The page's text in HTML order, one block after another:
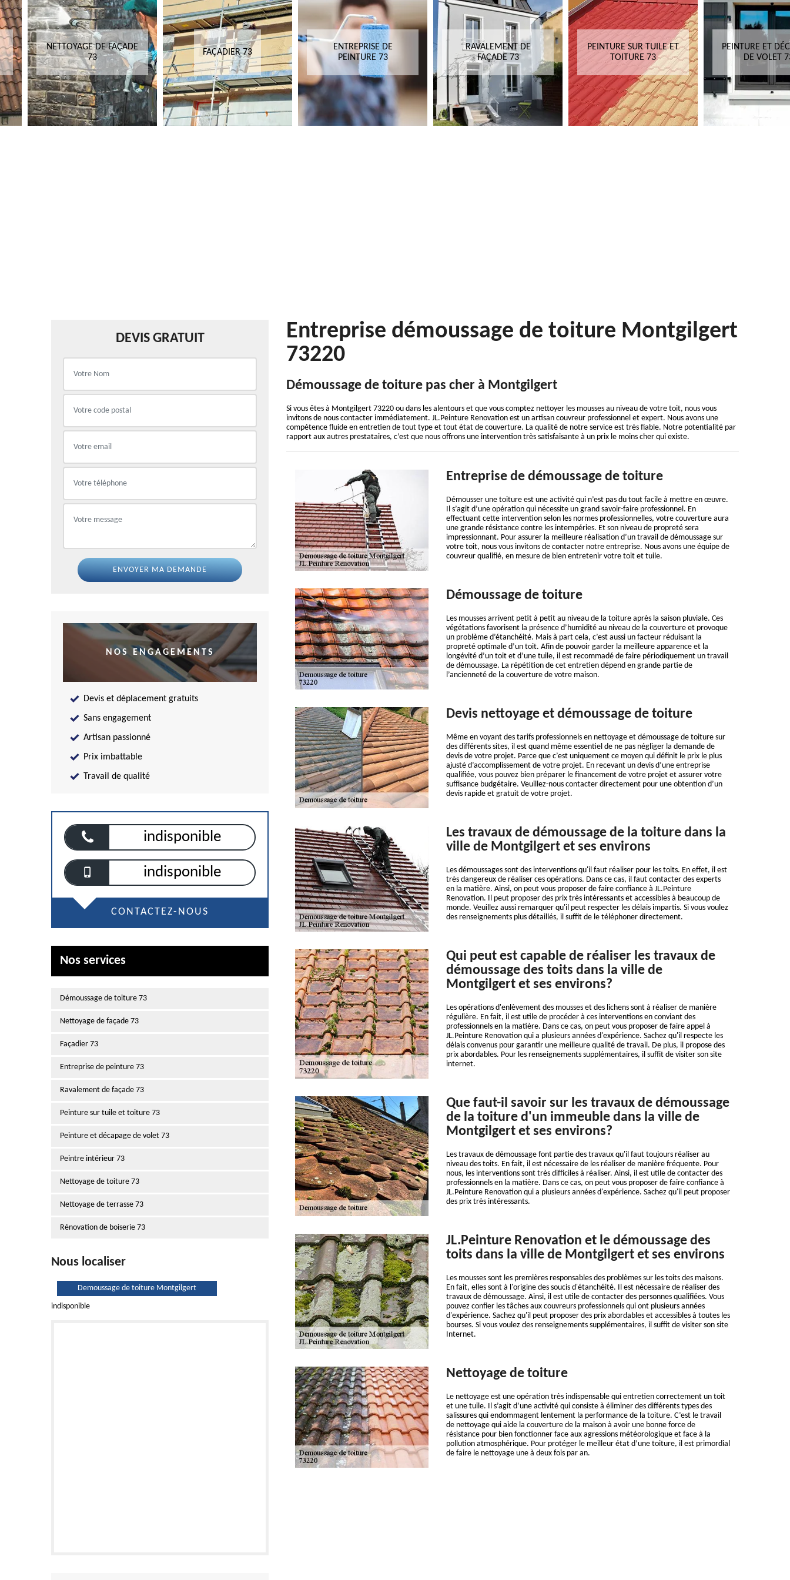
NETTOYAGE DE FAÇADE
73
FAÇADIER 73
ENTREPRISE DE
PEINTURE 73
RAVALEMENT DE
FAÇADE 73
PEINTURE SUR TUILE ET
TOITURE 73
PEINTURE ET
DE VOLET
DEVIS GRATUIT
NOS ENGAGEMENTS
Devis et déplacement gratuits
Sans engagement
Artisan passionné
Prix imbattable
Travail de qualité
indisponible
indisponible
CONTACTEZ-NOUS
Nos services
Démoussage de toiture 73
Nettoyage de façade 73
Façadier 73
Entreprise de peinture 73
Ravalement de façade 73
Peinture sur tuile et toiture 73
Peinture et décapage de volet 73
Peintre intérieur 73
Nettoyage de toiture 73
Nettoyage de terrasse 73
Rénovation de boiserie 73
Nous localiser
Demoussage de toiture Montgilgert
indisponible
Entreprise démoussage de toiture Montgilgert
73220
Démoussage de toiture pas cher à Montgilgert
Si vous êtes à Montgilgert 73220 ou dans les alentours et que vous comptez nettoyer les mousses au niveau de votre toit, nous vous
invitons de nous contacter immédiatement. JL.Peinture Renovation est un artisan couvreur professionnel et expert. Nous avons une
compétence fluide en entretien de tout type et tout état de couverture. La qualité de notre service est très fiable. Notre potentialité par
rapport aux autres prestataires, c’est que nous offrons une intervention très satisfaisante à un prix le moins cher qui existe.
Entreprise de démoussage de toiture
Démousser une toiture est une activité qui n’est pas du tout facile à mettre en œuvre.
Il s’agit d’une opération qui nécessite un grand savoir-faire professionnel. En
effectuant cette intervention selon les normes professionnelles, votre couverture aura
une grande résistance contre les intempéries. Et son niveau de propreté sera
impressionnant. Pour assurer la meilleure réalisation d’un travail de démoussage sur
votre toit, nous vous invitons de contacter notre entreprise. Nous avons une équipe de
couvreur qualifié, en mesure de bien entretenir votre toit et tuile.
Démoussage de toiture
Les mousses arrivent petit à petit au niveau de la toiture après la saison pluviale. Ces
végétations favorisent la présence d’humidité au niveau de la couverture et provoque
un problème d’étanchéité. Mais à part cela, c’est aussi un facteur réduisant la
propreté optimale d’un toit. Afin de pouvoir garder la meilleure apparence et la
longévité d’un toit et d’une tuile, il est recommadé de faire périodiquement un travail
de démoussage. La répétition de cet entretien dépend en grande partie de
l’ancienneté de la couverture de votre maison.
Devis nettoyage et démoussage de toiture
Même en voyant des tarifs professionnels en nettoyage et démoussage de toiture sur
des différents sites, il est quand même essentiel de ne pas négliger la demande de
devis de votre projet. Parce que c’est uniquement ce moyen qui définit le prix le plus
ajusté d’accomplissement de votre projet. En recevant un devis d’une entreprise
qualifiée, vous pouvez bien préparer le financement de votre projet et assurer votre
suffisance budgétaire. Veuillez-nous contacter directement pour une obtention d’un
devis rapide et gratuit de votre projet.
Les travaux de démoussage de la toiture dans la
ville de Montgilgert et ses environs
Les démoussages sont des interventions qu'il faut réaliser pour les toits. En effet, il est
très dangereux de réaliser ces opérations. Dans ce cas, il faut contacter des experts
en la matière. Ainsi, on peut vous proposer de faire confiance à JL.Peinture
Renovation. Il peut proposer des prix très intéressants et accessibles à beaucoup de
monde. Veuillez aussi remarquer qu'il peut respecter les délais impartis. Si vous voulez
des renseignements plus détaillés, il suffit de le téléphoner directement.
Qui peut est capable de réaliser les travaux de
démoussage des toits dans la ville de
Montgilgert et ses environs?
Les opérations d'enlèvement des mousses et des lichens sont à réaliser de manière
régulière. En fait, il est utile de procéder à ces interventions en conviant des
professionnels en la matière. Dans ce cas, on peut vous proposer de faire appel à
JL.Peinture Renovation qui a plusieurs années d'expérience. Sachez qu'il respecte les
délais convenus pour garantir une meilleure qualité de travail. De plus, il propose des
prix abordables. Pour les renseignements supplémentaires, il suffit de visiter son site
internet.
Que faut-il savoir sur les travaux de démoussage
de la toiture d'un immeuble dans la ville de
Montgilgert et ses environs?
Les travaux de démoussage font partie des travaux qu'il faut toujours réaliser au
niveau des toits. En fait, il est nécessaire de les réaliser de manière fréquente. Pour
nous, les interventions sont très difficiles à réaliser. Ainsi, il est utile de contacter des
professionnels en la matière. Dans ce cas, on peut vous proposer de faire confiance à
JL.Peinture Renovation qui a plusieurs années d'expérience. Sachez qu'il peut proposer
des prix très intéressants.
JL.Peinture Renovation et le démoussage des
toits dans la ville de Montgilgert et ses environs
Les mousses sont les premières responsables des problèmes sur les toits des maisons.
En fait, elles sont à l'origine des soucis d'étanchéité. Il est nécessaire de réaliser des
travaux de démoussage. Ainsi, il est utile de contacter des personnes qualifiées. Vous
pouvez confier les tâches aux couvreurs professionnels qui ont plusieurs années
d'expérience. Sachez qu'il peut proposer des prix abordables et accessibles à toutes les
bourses. Si vous voulez des renseignements supplémentaires, il suffit de visiter son site
Internet.
Nettoyage de toiture
Le nettoyage est une opération très indispensable qui entretien correctement un toit
et une tuile. Il s’agit d’une activité qui consiste à éliminer des différents types des
salissures qui endommagent lentement la performance de la toiture. C’est le travail
de nettoyage qui aide la couverture de la maison à avoir une bonne force de
résistance pour bien fonctionner face aux agressions météorologique et face à la
pollution atmosphérique. Pour protéger le meilleur état d’une toiture, il est primordial
de faire le nettoyage une à deux fois par an.